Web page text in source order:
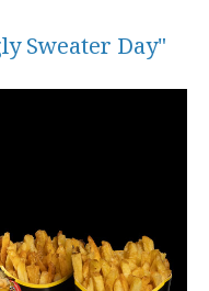
Sweater Day"